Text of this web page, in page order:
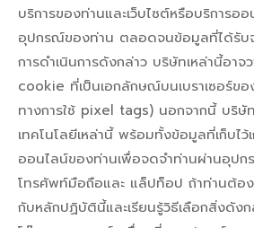
บริการของท่านและเว็บไซต์หรือบริการอ
อุปกรณ์ของท่าน ตลอดจนข้อมูลที่ได้รับ
การดำเนินการดังกล่าว บริษัทเหล่านี้อาจ
cookie ที่เป็นเอกลักษณ์บนเบราเซอร์ข
ทางการใช้ pixel tags) นอกจากนี้ บริษั
เทคโนโลยีเหล่านี้ พร้อมทั้งข้อมูลที่เก็บไว้
ออนไลน์ของท่านเพื่อจดจำท่านผ่านอุปก
โทรศัพท์มือถือและ แล็ปท็อป ถ้าท่านต้อง
กับหลักปฏิบัตินี้และเรียนรู้วิธีเลือกสิ่งดัง